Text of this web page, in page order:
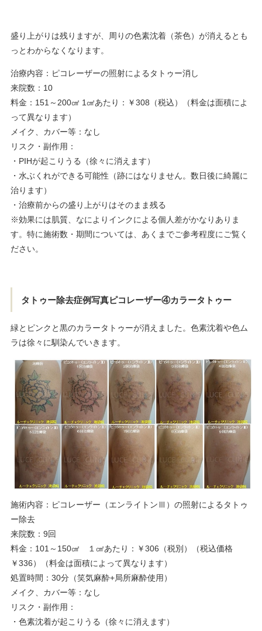
盛り上がりは残りますが、周りの色素沈着（茶色）が消えるとも
っとわからなくなります。
治療内容：ピコレーザーの照射によるタトゥー消し
来院数：10
料金：151～200㎠ 1㎠あたり：￥308（税込）（料金は面積によ
って異なります）
メイク、カバー等：なし
リスク・副作用：
・PIHが起こりうる（徐々に消えます）
・水ぶくれができる可能性（跡にはなりません。数日後に綺麗に
治ります）
・治療前からの盛り上がりはそのまま残る
※効果には肌質、なによりインクによる個人差がかなりありま
す。特に施術数・期間については、あくまでご参考程度にご覧く
ださい。
タトゥー除去症例写真ピコレーザー④カラータトゥー
緑とピンクと黒のカラータトゥーが消えました。色素沈着や色ム
ラは徐々に馴染んでいきます。
施術内容：ピコレーザー（エンライトンⅢ）の照射によるタトゥ
ー除去
来院数：9回
料金：101～150㎠ １㎠あたり：￥306（税別）（税込価格
￥336）（料金は面積によって異なります）
処置時間：30分（笑気麻酔+局所麻酔使用）
メイク、カバー等：なし
リスク・副作用：
・色素沈着が起こりうる（徐々に消えます）